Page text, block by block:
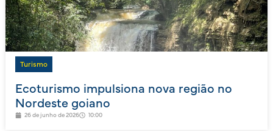
Turismo
Ecoturismo impulsiona nova região no
Nordeste goiano
26 de junho de 2026 10:00